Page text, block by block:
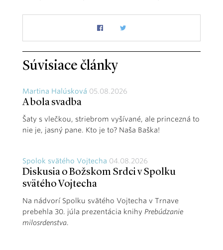
Súvisiace články
Martina Halúsková 05.08.2026
A bola svadba
Šaty s vlečkou, striebrom vyšívané, ale princezná to
nie je, jasný pane. Kto je to? Naša Baška!
Spolok svätého Vojtecha 04.08.2026
Diskusia o Božskom Srdci v Spolku
svätého Vojtecha
Na nádvorí Spolku svätého Vojtecha v Trnave
prebehla 30. júla prezentácia knihy Prebúdzanie
milosrdenstva.